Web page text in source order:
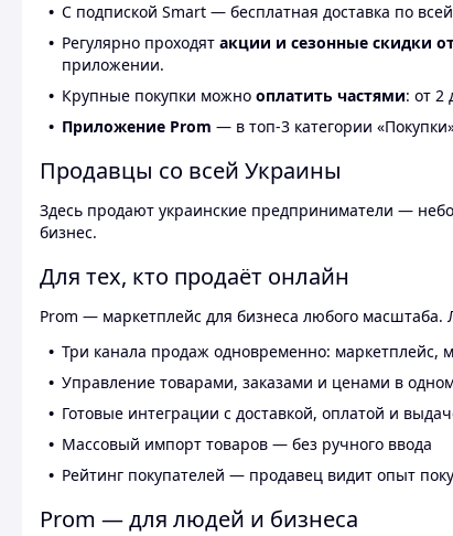
С подпиской Smart — бесплатная доставка по
Регулярно проходят акции и сезонные скидки
приложении.
Крупные покупки можно оплатить частями: от 2
Приложение Prom — в топ-3 категории
Продавцы со всей Украины
Здесь продают украинские предприниматели —
бизнес.
Для тех, кто продаёт онлайн
Prom — маркетплейс для бизнеса любого масштаба.
Три канала продаж одновременно: маркетплейс,
Управление товарами, заказами и ценами в
Готовые интеграции с доставкой, оплатой и
Массовый импорт товаров — без ручного ввода
Рейтинг покупателей — продавец видит опыт
Prom — для людей и бизнеса